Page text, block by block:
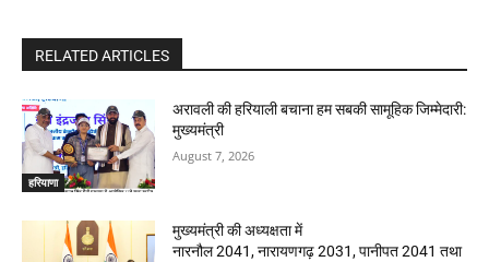
RELATED ARTICLES
हरियाणा
अरावली की हरियाली बचाना हम सबकी सामूहिक जिम्मेदारी:
मुख्यमंत्री
August 7, 2026
मुख्यमंत्री की अध्यक्षता में
नारनौल 2041, नारायणगढ़ 2031, पानीपत 2041 तथा